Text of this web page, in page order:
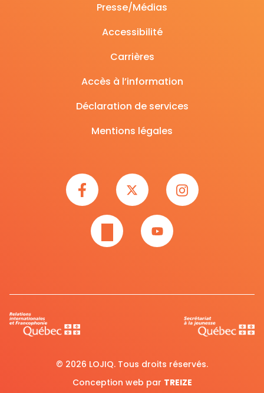
Presse/Médias
Accessibilité
Carrières
Accès à l’information
Déclaration de services
Mentions légales
© 2026 LOJIQ. Tous droits réservés.
Conception web par TREIZE